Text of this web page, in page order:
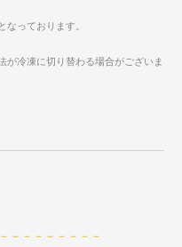
なっております。
が冷凍に切り替わる場合がございま
－－－－－－－－